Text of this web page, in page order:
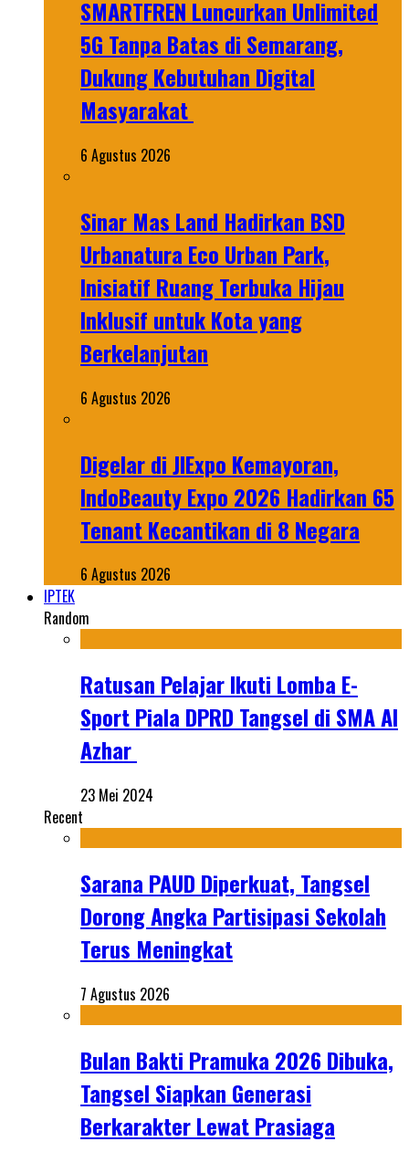
SMARTFREN Luncurkan Unlimited
5G Tanpa Batas di Semarang,
Dukung Kebutuhan Digital
Masyarakat
6 Agustus 2026
Sinar Mas Land Hadirkan BSD
Urbanatura Eco Urban Park,
Inisiatif Ruang Terbuka Hijau
Inklusif untuk Kota yang
Berkelanjutan
6 Agustus 2026
Digelar di JIExpo Kemayoran,
IndoBeauty Expo 2026 Hadirkan 65
Tenant Kecantikan di 8 Negara
6 Agustus 2026
IPTEK
Random
Ratusan Pelajar Ikuti Lomba E-
Sport Piala DPRD Tangsel di SMA Al
Azhar
23 Mei 2024
Recent
Sarana PAUD Diperkuat, Tangsel
Dorong Angka Partisipasi Sekolah
Terus Meningkat
7 Agustus 2026
Bulan Bakti Pramuka 2026 Dibuka,
Tangsel Siapkan Generasi
Berkarakter Lewat Prasiaga